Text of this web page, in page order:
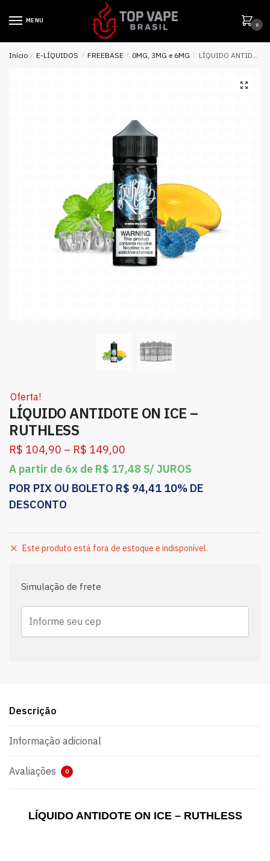
MENU
0
Início / E-LÍQUIDOS / FREEBASE / 0MG, 3MG e 6MG / LÍQUIDO ANTIDOTE ON ICE – RUTHLESS
Oferta!
LÍQUIDO ANTIDOTE ON ICE –
RUTHLESS
R$ 104,90 – R$ 149,00
A partir de 6x de R$ 17,48 S/ JUROS
POR PIX OU BOLETO R$ 94,41 10% DE
DESCONTO
Este produto está fora de estoque e indisponível.
Simulação de frete
Descrição
Informação adicional
Avaliações 0
LÍQUIDO ANTIDOTE ON ICE – RUTHLESS